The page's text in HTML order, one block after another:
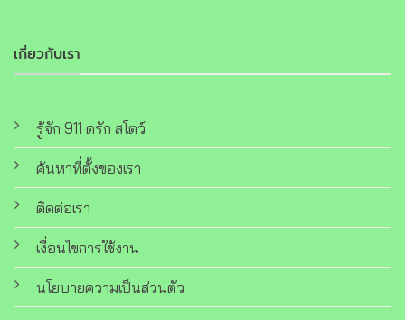
เกี่ยวกับเรา
รู้จัก 911 ดรัก สโตว์
ค้นหาที่ตั้งของเรา
ติดต่อเรา
เงื่อนไขการใช้งาน
นโยบายความเป็นส่วนตัว